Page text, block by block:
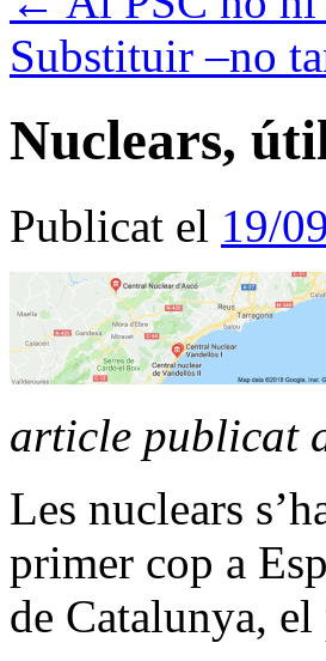
Substituir –no
Nuclears,
Publicat el 19/
article publicat
Les nuclears
primer cop a
de Catalunya,